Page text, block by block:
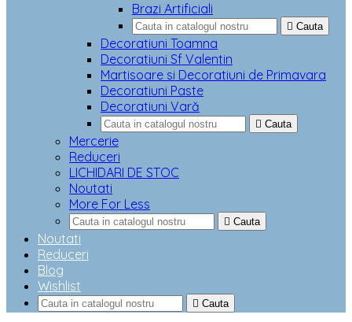
Brazi Artificiali
 Cauta
Decoratiuni Toamna
Decoratiuni Sf Valentin
Martisoare si Decoratiuni de Primavara
Decoratiuni Paste
Decoratiuni Vară
 Cauta
Mercerie
Reduceri
LICHIDARI DE STOC
Noutati
More For Less
 Cauta
Noutati
Reduceri
Blog
Wishlist
 Cauta